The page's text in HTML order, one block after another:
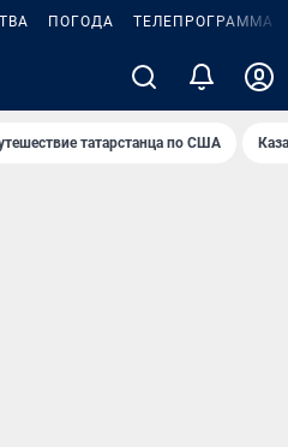
ПОГОДА ТЕЛЕПРОГРАММА
татарстанца по США